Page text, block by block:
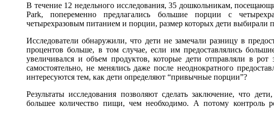
В течение 12 недельного исследования, 35 дошкольникам,
Park, попеременно предлагались большие порции с
четырехразовым питанием и порции, размер которых дети
Исследователи обнаружили, что дети не замечали разницу в
процентов больше, в том случае, если им предоставлялись
увеличивался и объем продуктов, которые дети отправляли в
самостоятельно, не менялись даже после неоднократного
интересуются тем, как дети определяют “привычные порции”?
Результаты исследования позволяют сделать заключение, что
большее количество пищи, чем необходимо. А потому контроль